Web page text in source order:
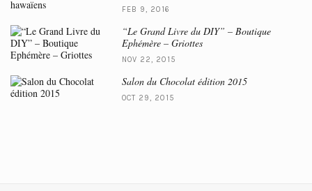
FEB 9, 2016
“Le Grand Livre du DIY” – Boutique
Ephémère – Griottes
NOV 22, 2015
Salon du Chocolat édition 2015
OCT 29, 2015